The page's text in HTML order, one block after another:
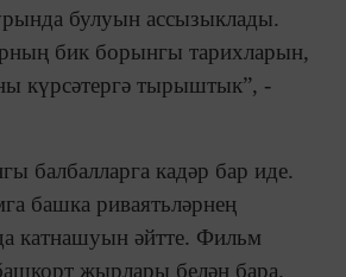
булуын ассызыклады.
бик борынгы тарихларын,
күрсәтергә тырыштык”, -
балбалларга кадәр бар иде.
башка риваятьләрнең
катнашуын әйтте. Фильм
җырлары белән бара.